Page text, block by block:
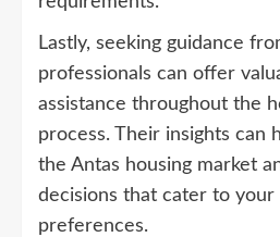
Lastly, seeking guidance
professionals can offer
assistance throughout the
process. Their insights can
the Antas housing market
decisions that cater to your
preferences.